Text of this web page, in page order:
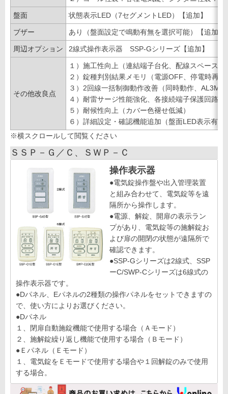
盤面 状態表示LED（7セグメントLED）【追加】
ブザー あり（盤面設定で鳴動有無を選択可能）【追加】
周辺オプション 2線式操作表示器 SSP-Gシリーズ【追加】
その他改良点
１）施工性向上（連結端子台化、配線スペース
２）錠種判別結果メモリ（電源OFF、停電時再判
３）2回線一括制御動作改善（同時動作、AL3M
４）耐雷サージ性能強化、各接続端子保護回路強
５）耐候性向上（カバー色褪せ低減）
６）詳細設定・確認機能追加（盤面LED表示有
※横スクロールして閲覧ください
ＳＳＰ－Ｇ／Ｃ、ＳＷＰ－Ｃ
操作表示器
●電気錠操作盤や出入管理装置
と組み合わせて、電気錠等を遠
隔所から操作します。
●電源、解錠、開扉の表示ラン
プがあり、電気錠等の施解錠お
よび扉の開閉の状態が遠隔所で
確認できます。
●SSP-Gシリーズは2線式、SSP
ーC/SWP-Cシリーズは6線式の
操作表示器です。
●Dパネル、Eパネルの2種類の操作パネルをセットできますの
で、使い方によりお選びください。
●Dパネル
１、閉扉自動施錠機能で使用する場合（Ａモード）
２、施解錠繰り返し機能で使用する場合（Ｂモード）
●Ｅパネル（Ｅモード）
１、電気錠をＥモードで使用する場合や１回解錠のみで使用
する場合。